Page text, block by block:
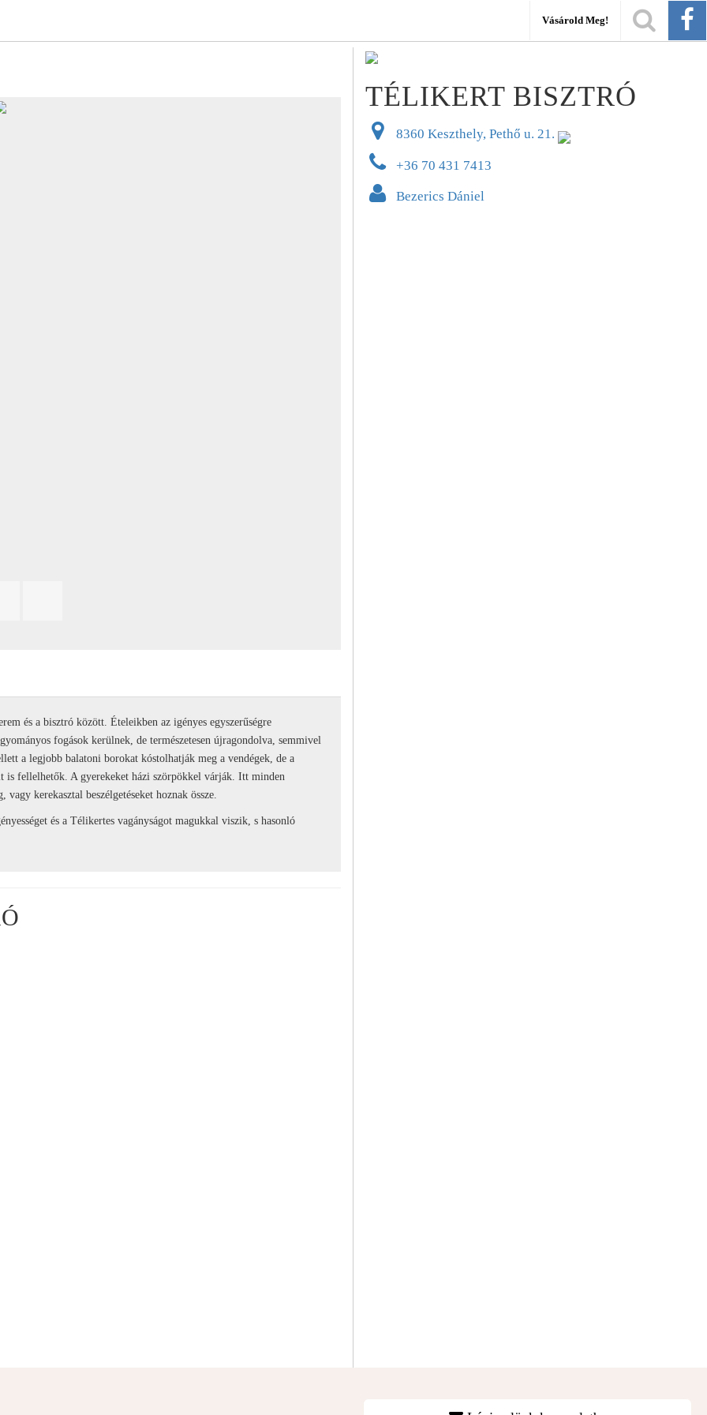
Vásárold Meg!
TÉLIKERT BISZTRÓ
8360 Keszthely, Pethő u. 21.
+36 70 431 7413
Bezerics Dániel
és a bisztró között. Ételeikben az igényes egyszerűségre
fogások kerülnek, de természetesen újragondolva, semmivel
a legjobb balatoni borokat kóstolhatják meg a vendégek, de a
is fellelhetők. A gyerekeket házi szörpökkel várják. Itt minden
kerekasztal beszélgetéseket hoznak össze.
és a Télikertes vagányságot magukkal viszik, s hasonló